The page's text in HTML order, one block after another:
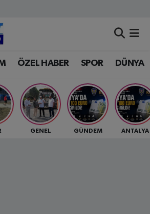
ÖZEL HABER SPOR DÜNYA
GENEL GÜNDEM ANTALYA
Eczaneler
Durumu
Vakitleri
Yoğunluk Haritası